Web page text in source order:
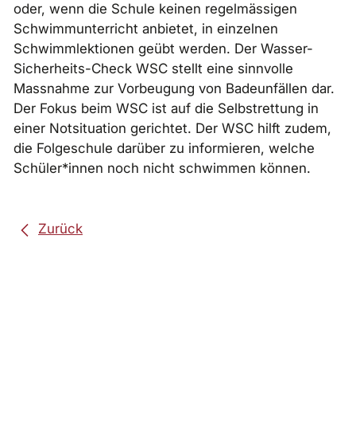
oder, wenn die Schule keinen regelmässigen
Schwimmunterricht anbietet, in einzelnen
Schwimmlektionen geübt werden. Der Wasser-
Sicherheits-Check WSC stellt eine sinnvolle
Massnahme zur Vorbeugung von Badeunfällen dar.
Der Fokus beim WSC ist auf die Selbstrettung in
einer Notsituation gerichtet. Der WSC hilft zudem,
die Folgeschule darüber zu informieren, welche
Schüler*innen noch nicht schwimmen können.
Zurück